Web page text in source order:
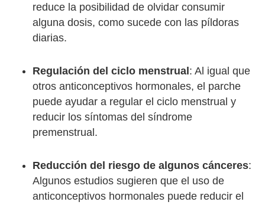
reduce la posibilidad de olvidar consumir
alguna dosis, como sucede con las píldoras
diarias.
Regulación del ciclo menstrual : Al igual que
otros anticonceptivos hormonales, el parche
puede ayudar a regular el ciclo menstrual y
reducir los síntomas del síndrome
premenstrual.
Reducción del riesgo de algunos cánceres:
Algunos estudios sugieren que el uso de
anticonceptivos hormonales puede reducir el